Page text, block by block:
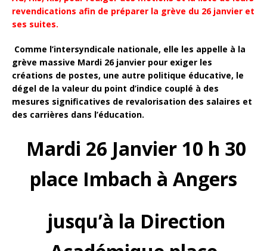
revendications afin de préparer la grève du 26 janvier et
ses suites.
Comme l’intersyndicale nationale, elle les appelle à la
grève massive Mardi 26 janvier pour exiger les
créations de postes, une autre politique éducative, le
dégel de la valeur du point d’indice couplé à des
mesures significatives de revalorisation des salaires et
des carrières dans l’éducation.
Mardi 26 Janvier 10 h 30
place Imbach à Angers
jusqu’à la Direction